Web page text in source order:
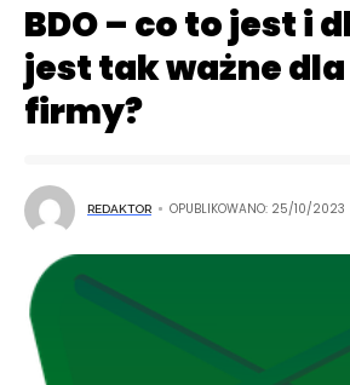
BDO – co to jest i
jest tak ważne
firmy?
REDAKTOR OPUBLIKOWANO: 25/10/2023